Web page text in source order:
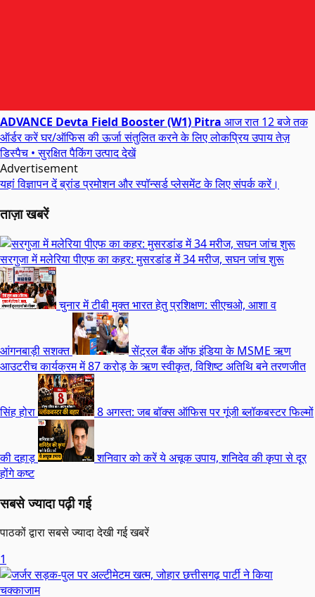
ADVANCE Devta Field Booster (W1) Pitra आज रात 12 बजे तक
ऑर्डर करेंघर/ऑफिस की ऊर्जा संतुलित करने के लिए लोकप्रिय उपायतेज़
डिस्पैच • सुरक्षित पैकिंगउत्पाद देखें
Advertisement
यहां विज्ञापन देंब्रांड प्रमोशन और स्पॉन्सर्ड प्लेसमेंट के लिए संपर्क करें।
ताज़ा खबरें
सरगुजा में मलेरिया पीएफ का कहर: मुसरडांड में 34 मरीज, सघन जांच शुरू
चुनार में टीबी मुक्त भारत हेतु प्रशिक्षण: सीएचओ, आशा व
आंगनबाड़ी सशक्त
सेंट्रल बैंक ऑफ इंडिया के MSME ऋण
आउटरीच कार्यक्रम में 87 करोड़ के ऋण स्वीकृत, विशिष्ट अतिथि बने तरणजीत
सिंह होरा 8 अगस्त: जब बॉक्स ऑफिस पर गूंजी ब्लॉकबस्टर फिल्मों
की दहाड़
शनिवार को करें ये अचूक उपाय, शनिदेव की कृपा से दूर
होंगे कष्ट
सबसे ज्यादा पढ़ी गई
पाठकों द्वारा सबसे ज्यादा देखी गई खबरें
1